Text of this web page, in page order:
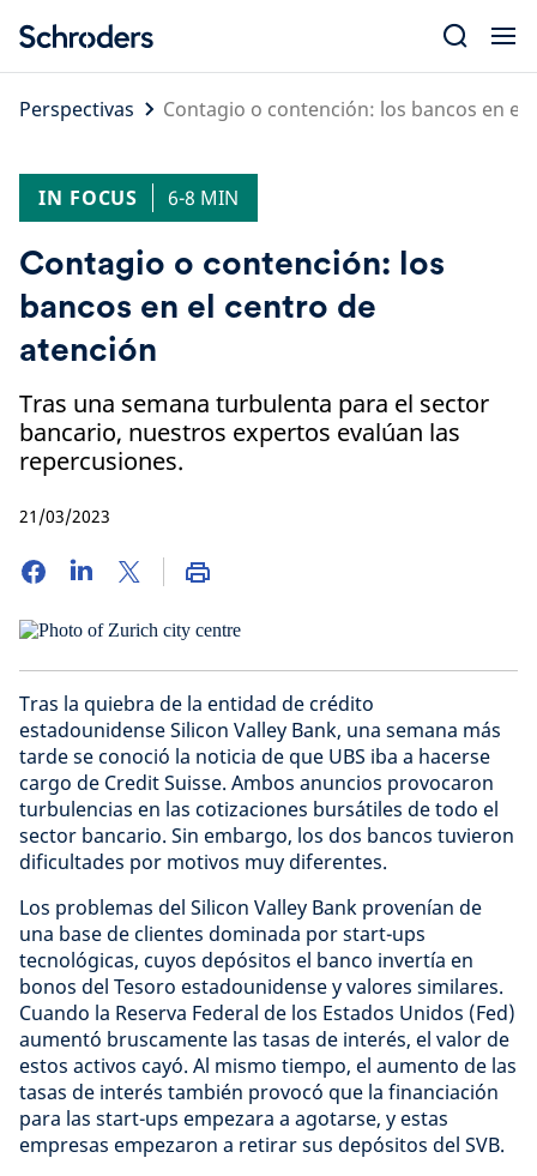
content
Perspectivas
Contagio o contención: los bancos en el
IN FOCUS 6-8 MIN
Contagio o contención: los
bancos en el centro de
atención
Tras una semana turbulenta para el sector
bancario, nuestros expertos evalúan las
repercusiones.
21/03/2023
Tras la quiebra de la entidad de crédito
estadounidense Silicon Valley Bank, una semana más
tarde se conoció la noticia de que UBS iba a hacerse
cargo de Credit Suisse. Ambos anuncios provocaron
turbulencias en las cotizaciones bursátiles de todo el
sector bancario. Sin embargo, los dos bancos tuvieron
dificultades por motivos muy diferentes.
Los problemas del Silicon Valley Bank provenían de
una base de clientes dominada por start-ups
tecnológicas, cuyos depósitos el banco invertía en
bonos del Tesoro estadounidense y valores similares.
Cuando la Reserva Federal de los Estados Unidos (Fed)
aumentó bruscamente las tasas de interés, el valor de
estos activos cayó. Al mismo tiempo, el aumento de las
tasas de interés también provocó que la financiación
para las start-ups empezara a agotarse, y estas
empresas empezaron a retirar sus depósitos del SVB.